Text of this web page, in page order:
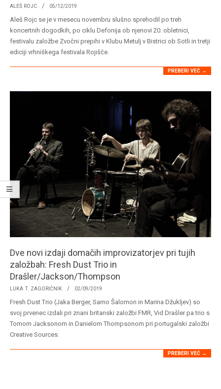
2019-
12-
05
ALEŠ ROJC 05/12/2019
Aleš Rojc se je v mesecu novembru slušno sprehodil po treh
koncertnih dogodkih, po ciklu Defonija ob njenovi 20. obletnici,
festivalu založbe Zvočni prepihi v Klubu Metulj v Bistrici ob Sotli in tretji
ediciji vrhniškega festivala Rojišče.
PREBERI VEČ →
Dve novi izdaji domačih improvizatorjev pri tujih
založbah: Fresh Dust Trio in
Drašler/Jackson/Thompson
2019-
09-
LUKA T. ZAGORIČNIK 02/09/2019
Fresh Dust Trio (Jaka Berger, Samo Šalomon in Marina Džukljev) so
svoj prvenec izdali pri znani britanski založbi FMR, Vid Drašler pa trio s
Tomom Jacksonom in Danielom Thompsonom pri portugalski založbi
Creative Sources.
PREBERI VEČ →